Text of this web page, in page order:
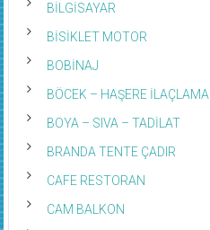
BİLGİSAYAR
BİSİKLET MOTOR
BOBİNAJ
BÖCEK – HAŞERE İLAÇLAMA
BOYA – SIVA – TADİLAT
BRANDA TENTE ÇADIR
CAFE RESTORAN
CAM BALKON